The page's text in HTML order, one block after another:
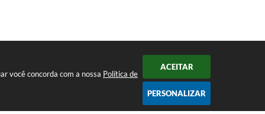
você concorda com a nossa Política de
ACEITAR
PERSONALIZAR